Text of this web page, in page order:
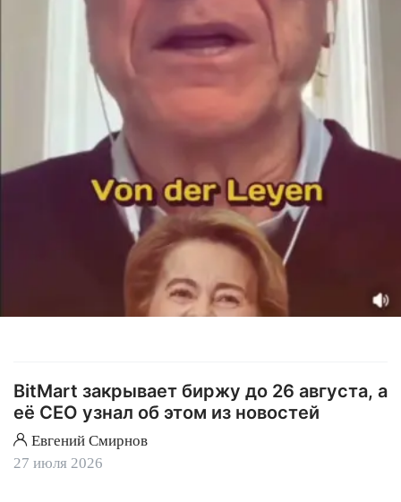
BitMart закрывает биржу до 26 августа, а
её CEO узнал об этом из новостей
Евгений Смирнов
27 июля 2026